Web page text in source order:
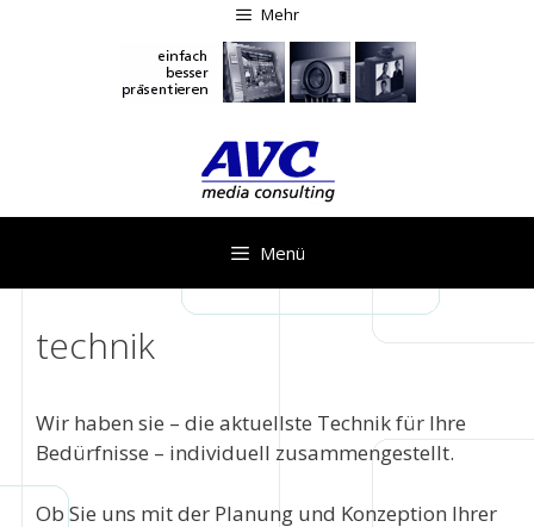
Mehr
Menü
technik
Wir haben sie – die aktuellste Technik für Ihre
Bedürfnisse – individuell zusammengestellt.
Ob Sie uns mit der Planung und Konzeption Ihrer